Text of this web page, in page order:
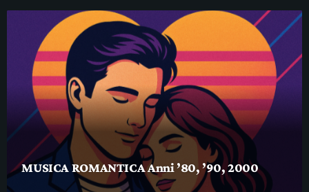
MUSICA ROMANTICA Anni ’80, ’90, 2000